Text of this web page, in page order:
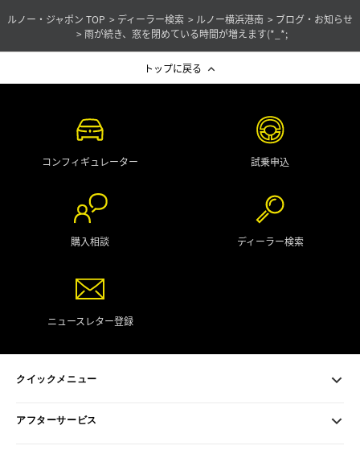
ルノー・ジャポン TOP ディーラー検索 ルノー横浜港南
ブログ・お知らせ
雨が続き、窓を閉めている時間が増えます(*_*;
トップに戻る
コンフィギュレーター 試乗申込
購入相談 ディーラー検索
ニュースレター登録
クイックメニュー
アフターサービス